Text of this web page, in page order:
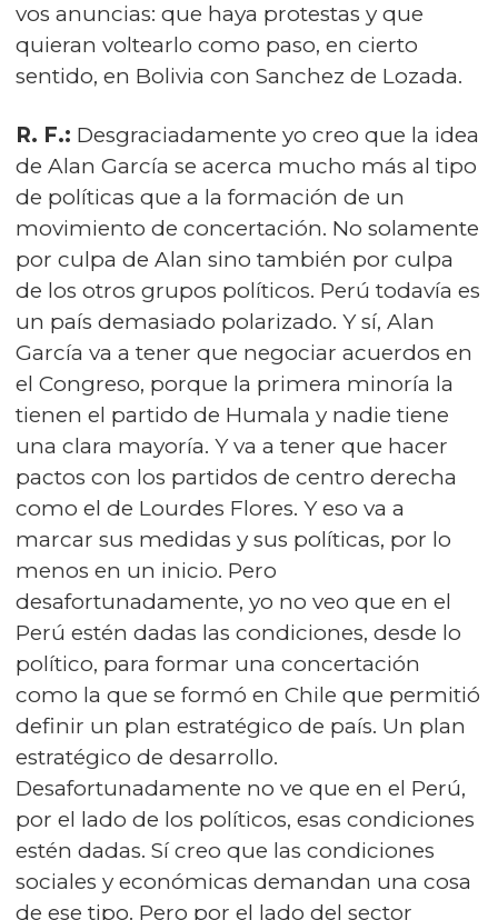
vos anuncias: que haya protestas y que
quieran voltearlo como paso, en cierto
sentido, en Bolivia con Sanchez de Lozada.
R. F.: Desgraciadamente yo creo que la idea
de Alan García se acerca mucho más al tipo
de políticas que a la formación de un
movimiento de concertación. No solamente
por culpa de Alan sino también por culpa
de los otros grupos políticos. Perú todavía es
un país demasiado polarizado. Y sí, Alan
García va a tener que negociar acuerdos en
el Congreso, porque la primera minoría la
tienen el partido de Humala y nadie tiene
una clara mayoría. Y va a tener que hacer
pactos con los partidos de centro derecha
como el de Lourdes Flores. Y eso va a
marcar sus medidas y sus políticas, por lo
menos en un inicio. Pero
desafortunadamente, yo no veo que en el
Perú estén dadas las condiciones, desde lo
político, para formar una concertación
como la que se formó en Chile que permitió
definir un plan estratégico de país. Un plan
estratégico de desarrollo.
Desafortunadamente no ve que en el Perú,
por el lado de los políticos, esas condiciones
estén dadas. Sí creo que las condiciones
sociales y económicas demandan una cosa
de ese tipo. Pero por el lado del sector